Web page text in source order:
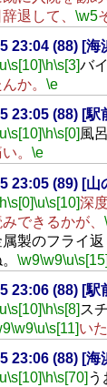
辞退して、 \w5
23:04 (88) [海
\s[10]\h\s[3]バ
か。 \e
23:05 (88) [駅
\s[10] \h\s[0] 風
。 \e
23:05 (89) [山
\s[0]\u\s[10]深
できるかが、
製のフライ返
\w9\w9\u\s[15]
23:06 (88) [駅
\s[10]\h\s[8] ス
\w9\u\s[11]い
23:06 (88) [海
\s[10]\h\s[70] う